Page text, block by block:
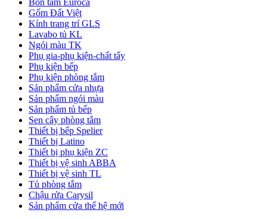
Bồn tắm Euroca
Gốm Đất Việt
Kính trang trí GLS
Lavabo tủ KL
Ngói màu TK
Phụ gia-phụ kiện-chất tẩy
Phụ kiện bếp
Phụ kiện phòng tắm
Sản phẩm cửa nhựa
Sản phẩm ngói màu
Sản phẩm tủ bếp
Sen cây phòng tắm
Thiết bị bếp Spelier
Thiết bị Latino
Thiết bị phụ kiện ZC
Thiết bị vệ sinh ABBA
Thiết bị vệ sinh TL
Tủ phòng tắm
Chậu rửa Carysil
Sản phẩm cửa thế hệ mới